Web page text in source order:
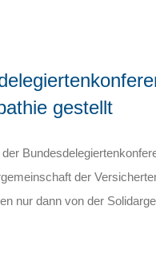
gestellt
der
nur dann von der